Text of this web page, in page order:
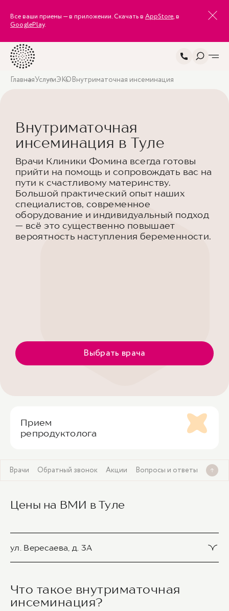
Все ваши приемы — в приложении. Скачать в AppStore, в
GooglePlay.
ГлавнаяУслугиЭКОВнутриматочная инсеминация
Внутриматочная
инсеминация в Туле
Врачи Клиники Фомина всегда готовы
прийти на помощь и сопровождать вас на
пути к счастливому материнству.
Большой практический опыт наших
специалистов, современное
оборудование и индивидуальный подход
— всё это существенно повышает
вероятность наступления беременности.
Выбрать врача
Прием
репродуктолога
Врачи Обратный звонок Акции Вопросы и ответы
Цены на ВМИ в Туле
ул. Вересаева, д. 3А
40 700 ₽
Что такое внутриматочная
инсеминация?